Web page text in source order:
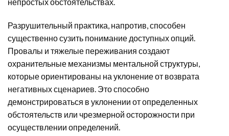
непростых обстоятельствах.
Разрушительный практика, напротив, способен
существенно сузить понимание доступных опций.
Провалы и тяжелые переживания создают
охранительные механизмы ментальной структуры,
которые ориентированы на уклонение от возврата
негативных сценариев. Это способно
демонстрироваться в уклонении от определенных
обстоятельств или чрезмерной осторожности при
осуществлении определений.